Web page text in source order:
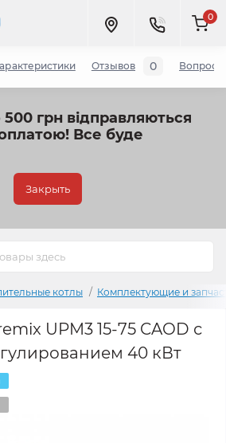
грн відправляються
Все буде
Закрыть
0
котлы Комплектующие и
UPM3 15-75 CAOD с
40 кВт
Отзывов 0 Вопросы